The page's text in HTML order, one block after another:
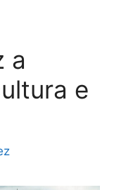
a
e